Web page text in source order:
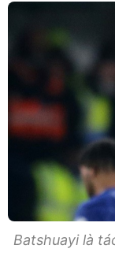
Batshuayi là